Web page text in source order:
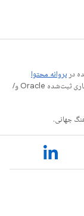
در پروانه محتوا
هستند. جاوا و OpenJDK علامت‌های تجاری یا علامت‌های تجاری ثبت‌شده Oracle و/